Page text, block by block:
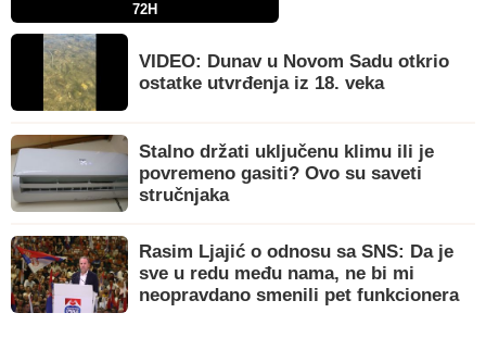
72H
VIDEO: Dunav u Novom Sadu otkrio
ostatke utvrđenja iz 18. veka
Stalno držati uključenu klimu ili je
povremeno gasiti? Ovo su saveti
stručnjaka
Rasim Ljajić o odnosu sa SNS: Da je
sve u redu među nama, ne bi mi
neopravdano smenili pet funkcionera